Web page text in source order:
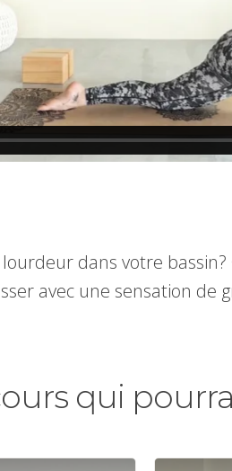
dans votre
avec une sensation de
qui